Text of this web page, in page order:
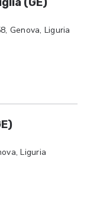
Genova, Liguria
Liguria